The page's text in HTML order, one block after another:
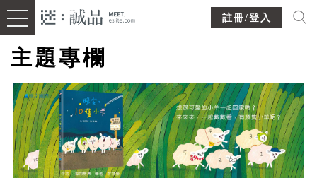
註冊/登入
主題專欄